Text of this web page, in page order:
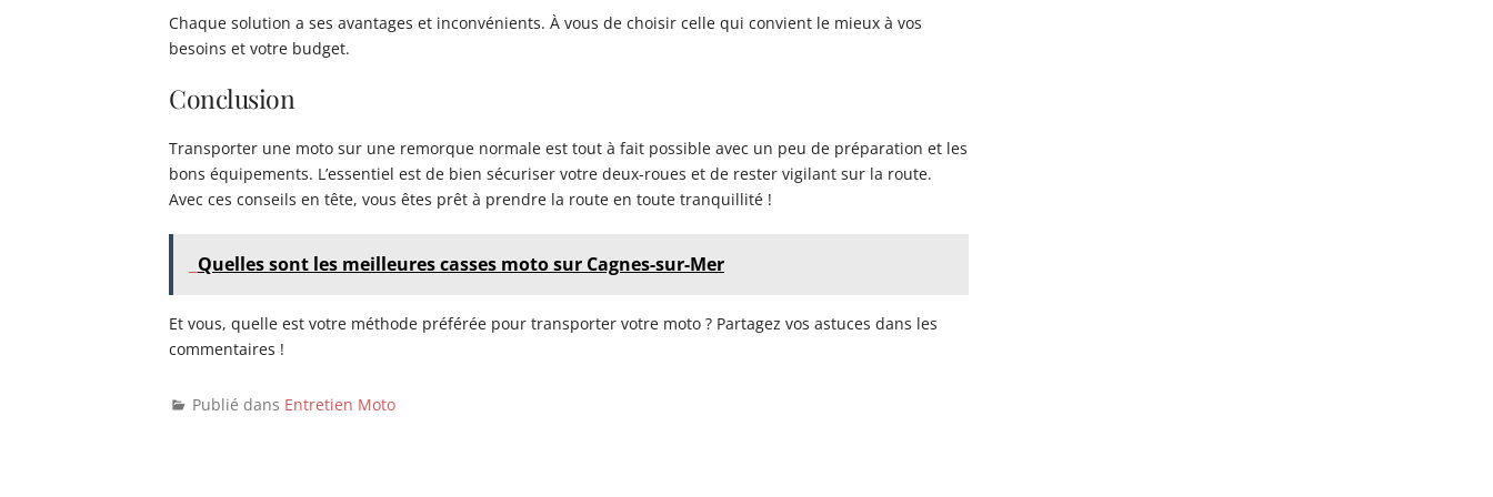
Chaque solution a ses avantages et inconvénients. À vous de choisir celle qui convient le mieux à vos
besoins et votre budget.
Conclusion
Transporter une moto sur une remorque normale est tout à fait possible avec un peu de préparation et les
bons équipements. L’essentiel est de bien sécuriser votre deux-roues et de rester vigilant sur la route.
Avec ces conseils en tête, vous êtes prêt à prendre la route en toute tranquillité !
Quelles sont les meilleures casses moto sur Cagnes-sur-Mer
Et vous, quelle est votre méthode préférée pour transporter votre moto ? Partagez vos astuces dans les
commentaires !
Publié dans Entretien Moto